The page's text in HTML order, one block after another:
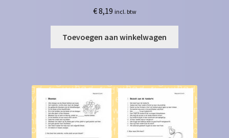
€8,19 incl. btw
Toevoegen aan winkelwagen